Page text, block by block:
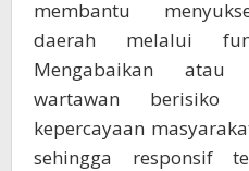
membantu
daerah melalui
Mengabaikan
wartawan berisiko
kepercayaan
sehingga responsif